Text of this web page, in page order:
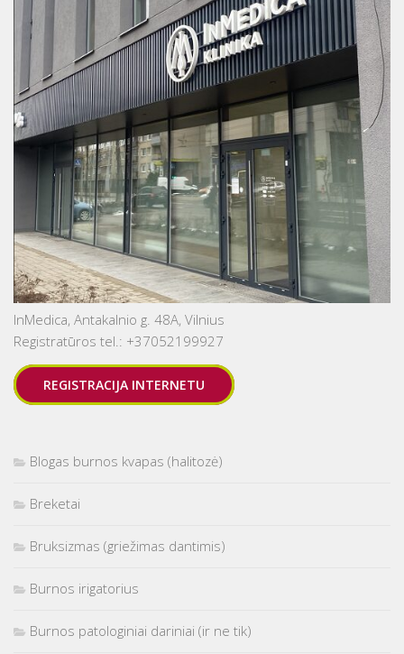
InMedica, Antakalnio g. 48A, Vilnius
Registratūros tel.: +37052199927
REGISTRACIJA INTERNETU
Blogas burnos kvapas (halitozė)
Breketai
Bruksizmas (griežimas dantimis)
Burnos irigatorius
Burnos patologiniai dariniai (ir ne tik)